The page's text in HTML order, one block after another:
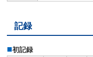
記録
初記録